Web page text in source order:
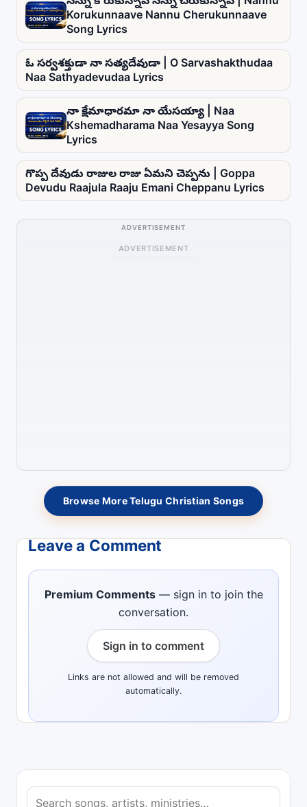
Korukunnaave Nannu Cherukunnaave
Song Lyrics
ఓ సర్వశక్తుడా నా సత్యదేవుడా | O Sarvashakthudaa
Naa Sathyadevudaa Lyrics
నా క్షేమాధారమా నా యేసయ్యా | Naa
Kshemadharama Naa Yesayya Song
Lyrics
గొప్ప దేవుడు రాజుల రాజు ఏమని చెప్పను | Goppa
Devudu Raajula Raaju Emani Cheppanu Lyrics
ADVERTISEMENT
ADVERTISEMENT
Browse More Telugu Christian Songs
Leave a Comment
Premium Comments— sign in to join the
conversation.
Sign in to comment
Links are not allowed and will be removed
automatically.
S